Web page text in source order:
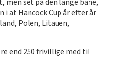
set på den lange bane,
i at Hancock Cup år efter år
Polen, Litauen,
end 250 frivillige med til